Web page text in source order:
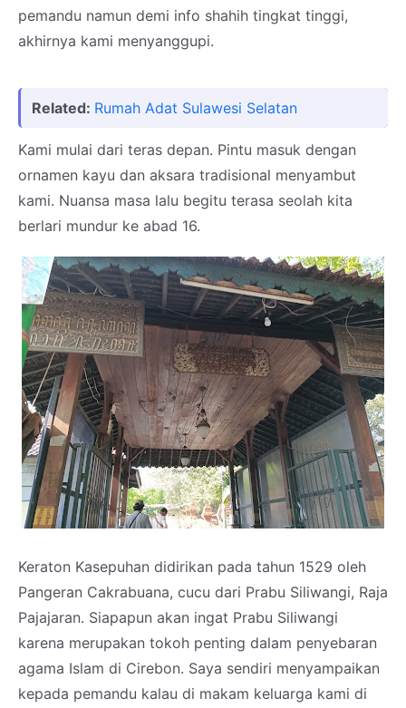
pemandu namun demi info shahih tingkat tinggi,
akhirnya kami menyanggupi.
Related: Rumah Adat Sulawesi Selatan
Kami mulai dari teras depan. Pintu masuk dengan
ornamen kayu dan aksara tradisional menyambut
kami. Nuansa masa lalu begitu terasa seolah kita
berlari mundur ke abad 16.
Keraton Kasepuhan didirikan pada tahun 1529 oleh
Pangeran Cakrabuana, cucu dari Prabu Siliwangi, Raja
Pajajaran. Siapapun akan ingat Prabu Siliwangi
karena merupakan tokoh penting dalam penyebaran
agama Islam di Cirebon. Saya sendiri menyampaikan
kepada pemandu kalau di makam keluarga kami di